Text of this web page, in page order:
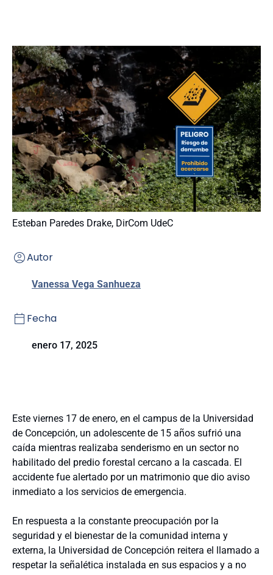
Esteban Paredes Drake, DirCom UdeC
Autor
Vanessa Vega Sanhueza
Fecha
enero 17, 2025
Este viernes 17 de enero, en el campus de la Universidad
de Concepción, un adolescente de 15 años sufrió una
caída mientras realizaba senderismo en un sector no
habilitado del predio forestal cercano a la cascada. El
accidente fue alertado por un matrimonio que dio aviso
inmediato a los servicios de emergencia.
En respuesta a la constante preocupación por la
seguridad y el bienestar de la comunidad interna y
externa, la Universidad de Concepción reitera el llamado a
respetar la señalética instalada en sus espacios y a no